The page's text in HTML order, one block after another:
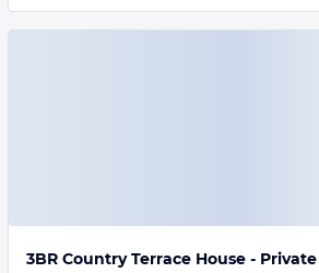
3BR Country Terrace House -